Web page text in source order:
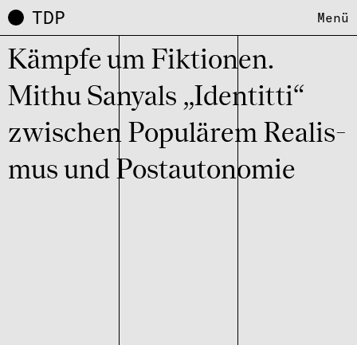
TDP Menü
Kämpfe um Fikti­o­nen.
Mithu Sanyals „Iden­titti“
zwischen Popu­lä­rem Realis­
mus und Post­au­to­no­mie